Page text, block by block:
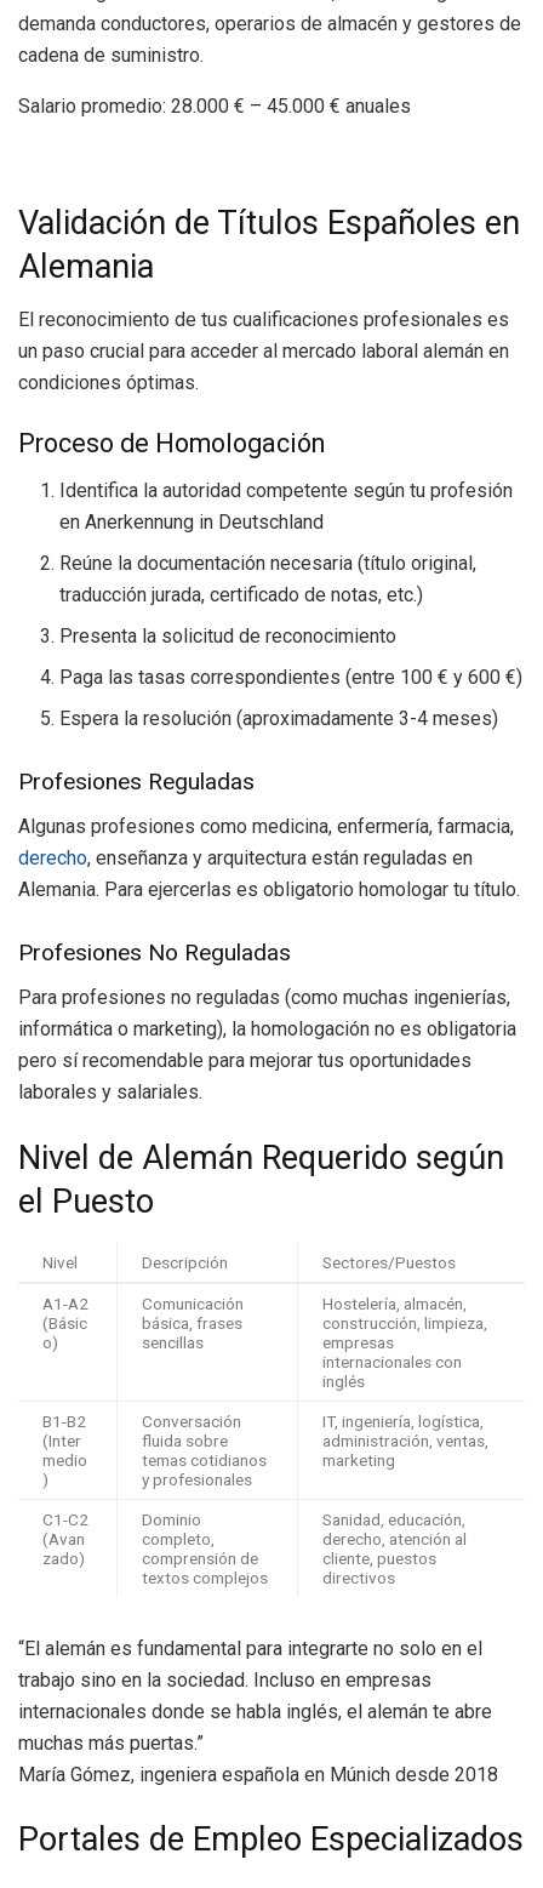
demanda conductores, operarios de almacén y gestores de
cadena de suministro.
Salario promedio: 28.000 € – 45.000 € anuales
Validación de Títulos Españoles en
Alemania
El reconocimiento de tus cualificaciones profesionales es
un paso crucial para acceder al mercado laboral alemán en
condiciones óptimas.
Proceso de Homologación
Identifica la autoridad competente según tu profesión
en Anerkennung in Deutschland
Reúne la documentación necesaria (título original,
traducción jurada, certificado de notas, etc.)
Presenta la solicitud de reconocimiento
Paga las tasas correspondientes (entre 100 € y 600 €)
Espera la resolución (aproximadamente 3-4 meses)
Profesiones Reguladas
Algunas profesiones como medicina, enfermería, farmacia,
derecho, enseñanza y arquitectura están reguladas en
Alemania. Para ejercerlas es obligatorio homologar tu título.
Profesiones No Reguladas
Para profesiones no reguladas (como muchas ingenierías,
informática o marketing), la homologación no es obligatoria
pero sí recomendable para mejorar tus oportunidades
laborales y salariales.
Nivel de Alemán Requerido según
el Puesto
Nivel Descripción Sectores/Puestos
A1-A2
(Básic
o)
Comunicación
básica, frases
sencillas
Hostelería, almacén,
construcción, limpieza,
empresas
internacionales con
inglés
B1-B2
(Inter
medio
)
Conversación
fluida sobre
temas cotidianos
y profesionales
IT, ingeniería, logística,
administración, ventas,
marketing
C1-C2
(Avan
zado)
Dominio
completo,
comprensión de
textos complejos
Sanidad, educación,
derecho, atención al
cliente, puestos
directivos
“El alemán es fundamental para integrarte no solo en el
trabajo sino en la sociedad. Incluso en empresas
internacionales donde se habla inglés, el alemán te abre
muchas más puertas.”
María Gómez, ingeniera española en Múnich desde 2018
Portales de Empleo Especializados